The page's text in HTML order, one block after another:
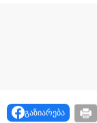
გაზიარება